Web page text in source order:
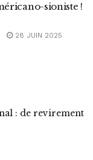
sioniste !
28 JUIN 2025
: de revirement